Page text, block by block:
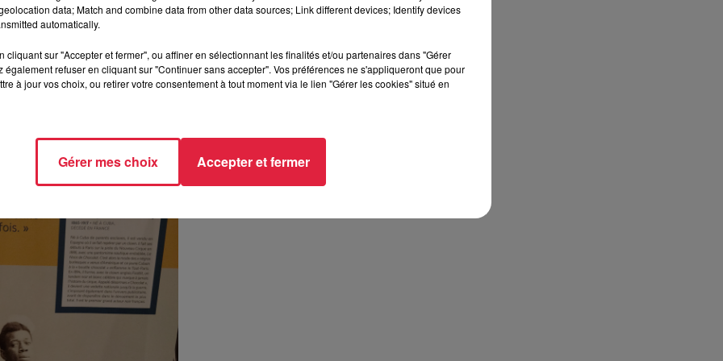
ou pas, de personnes qui ont fait la France et qui sont
comme Picasso, Joséphine Baker ou encore Charles Aznavour
rôle, comme Jean-Baptiste Belley, le premier député noir
Hansmaennel.
salle de l’Alliance française. Une saison sera dédiée à
au mois de mars et une saison sur le Japon en mai
data; Match and combine data from other data sources; Link different devices; Identify devices
automatically.
cliquant sur "Accepter et fermer", ou affiner en sélectionnant les finalités et/ou partenaires dans "Gérer
également refuser en cliquant sur "Continuer sans accepter". Vos préférences ne s'appliqueront que pour
à jour vos choix, ou retirer votre consentement à tout moment via le lien "Gérer les cookies" situé en
Gérer mes choix Accepter et fermer